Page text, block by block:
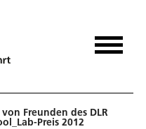
Freunden des DLR
Preis 2012